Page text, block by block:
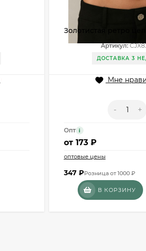
Золотистая ретро
бирюзой в
Артикул:
ДОСТАВКА 3
Мне
- +
Опт i
от 173 ₽
оптовые цены
347 ₽Розница от 1000 ₽
В КОРЗИНУ